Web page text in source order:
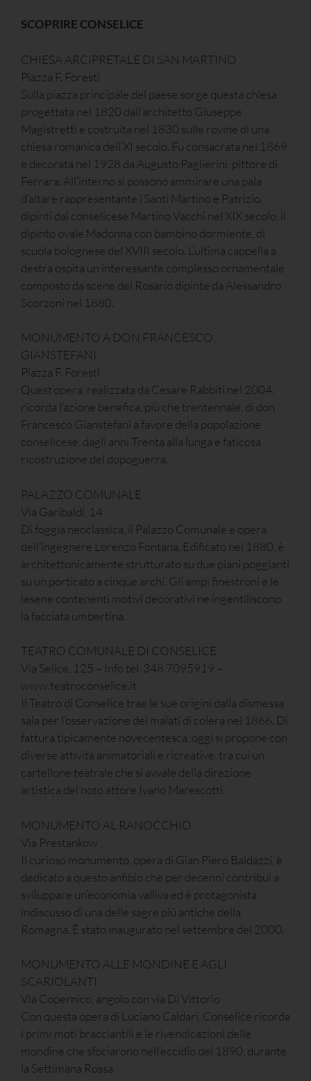
SCOPRIRE CONSELICE
CHIESA ARCIPRETALE DI SAN MARTINO
Piazza F. Foresti
Sulla piazza principale del paese sorge questa chiesa
progettata nel 1820 dall’architetto Giuseppe
Magistretti e costruita nel 1830 sulle rovine di una
chiesa romanica dell’XI secolo. Fu consacrata nel 1869
e decorata nel 1928 da Augusto Paglierini, pittore di
Ferrara. All’interno si possono ammirare una pala
d’altare rappresentante i Santi Martino e Patrizio,
dipinti dal conselicese Martino Vacchi nel XIX secolo, il
dipinto ovale Madonna con bambino dormiente, di
scuola bolognese del XVIII secolo. L’ultima cappella a
destra ospita un interessante complesso ornamentale
composto da scene del Rosario dipinte da Alessandro
Scorzoni nel 1880.
MONUMENTO A DON FRANCESCO
GIANSTEFANI
Piazza F. Foresti
Quest’opera, realizzata da Cesare Rabbiti nel 2004,
ricorda l’azione benefica, più che trentennale, di don
Francesco Gianstefani a favore della popolazione
conselicese, dagli anni Trenta alla lunga e faticosa
ricostruzione del dopoguerra.
PALAZZO COMUNALE
Via Garibaldi, 14
Di foggia neoclassica, il Palazzo Comunale è opera
dell’ingegnere Lorenzo Fontana. Edificato nel 1880, è
architettonicamente strutturato su due piani poggianti
su un porticato a cinque archi. Gli ampi finestroni e le
lesene contenenti motivi decorativi ne ingentiliscono
la facciata umbertina.
TEATRO COMUNALE DI CONSELICE
Via Selice, 125 – Info tel. 348 7095919 –
www.teatroconselice.it
Il Teatro di Conselice trae le sue origini dalla dismessa
sala per l’osservazione dei malati di colera nel 1866. Di
fattura tipicamente novecentesca, oggi si propone con
diverse attività animatoriali e ricreative, tra cui un
cartellone teatrale che si avvale della direzione
artistica del noto attore Ivano Marescotti.
MONUMENTO AL RANOCCHIO
Via Prestankow
Il curioso monumento, opera di Gian Piero Baldazzi, è
dedicato a questo anfibio che per decenni contribuì a
sviluppare un’economia valliva ed è protagonista
indiscusso di una delle sagre più antiche della
Romagna. È stato inaugurato nel settembre del 2000.
MONUMENTO ALLE MONDINE E AGLI
SCARIOLANTI
Via Copernico, angolo con via Di Vittorio
Con questa opera di Luciano Caldari, Conselice ricorda
i primi moti bracciantili e le rivendicazioni delle
mondine che sfociarono nell’eccidio del 1890, durante
la Settimana Rossa.